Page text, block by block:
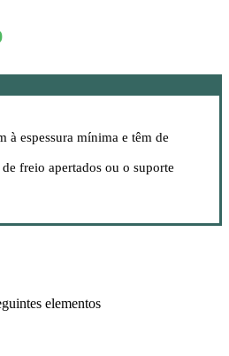
à espessura mínima e têm de
freio apertados ou o suporte
elementos